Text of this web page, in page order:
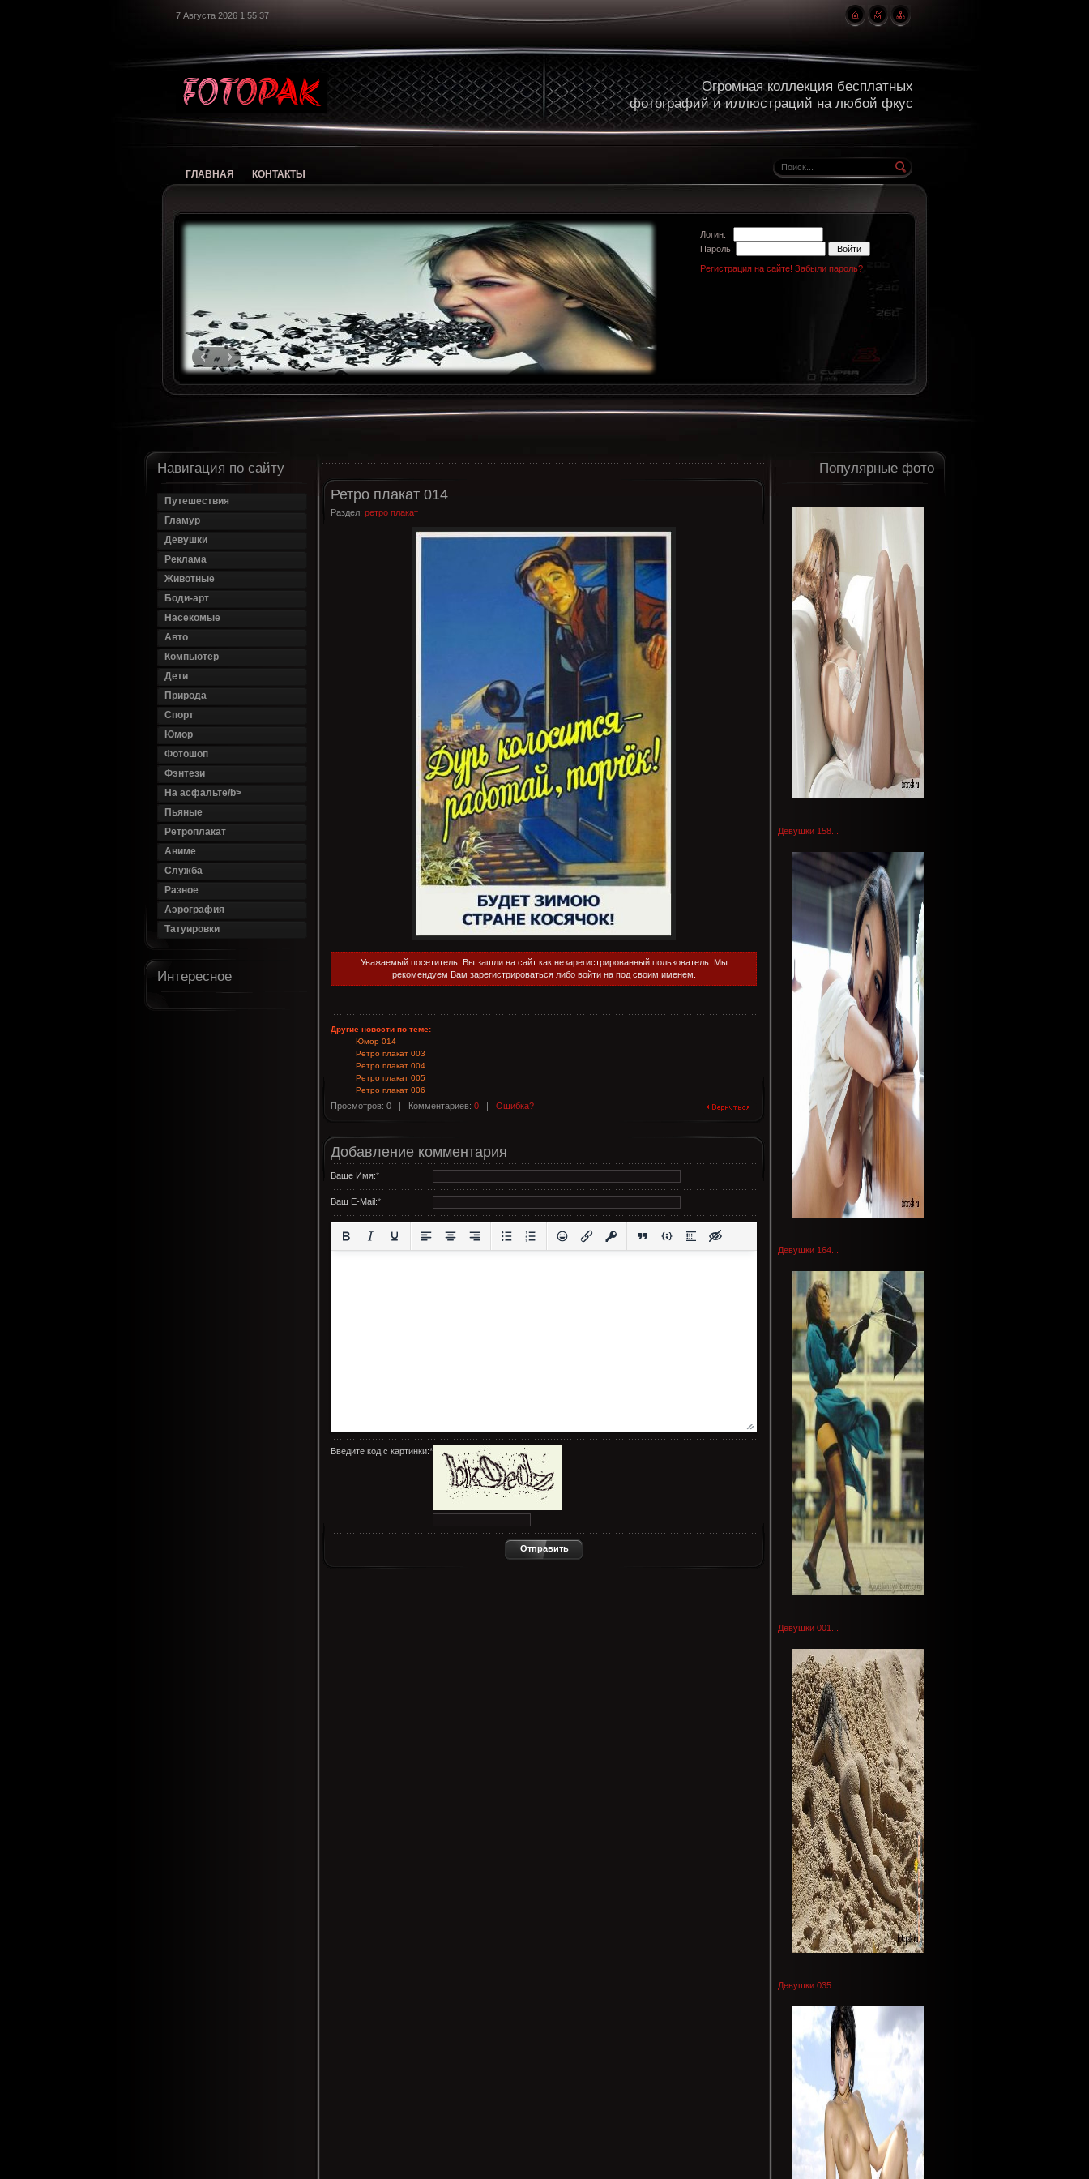
7 Августа 2026 1:55:38
Огромная коллекция бесплатных
фотографий и иллюстраций на любой фкус
ГЛАВНАЯ КОНТАКТЫ
Логин:
Пароль:
Регистрация на сайте! Забыли пароль?
Ретро плакат 014
Раздел: ретро плакат
Уважаемый посетитель, Вы зашли на сайт как незарегистрированный пользователь. Мы
рекомендуем Вам зарегистрироваться либо войти на под своим именем.
Другие новости по теме:
Юмор 014
Ретро плакат 003
Ретро плакат 004
Ретро плакат 005
Ретро плакат 006
Просмотров: 0 | Комментариев: 0 | Ошибка?
Добавление комментария
Ваше Имя:*
Ваш E-Mail:*
Введите код с картинки:*
Популярные фото
Девушки 158...
Девушки 164...
Девушки 001...
Девушки 035...
Навигация по сайту
Путешествия
Гламур
Девушки
Реклама
Животные
Боди-арт
Насекомые
Авто
Компьютер
Дети
Природа
Спорт
Юмор
Фотошоп
Фэнтези
На асфальте/b>
Пьяные
Ретроплакат
Аниме
Служба
Разное
Аэрография
Татуировки
Интересное